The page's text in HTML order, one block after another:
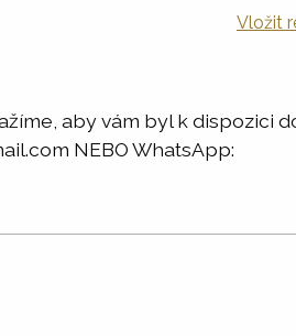
Vložit
aby vám byl k dispozici
NEBO WhatsApp: